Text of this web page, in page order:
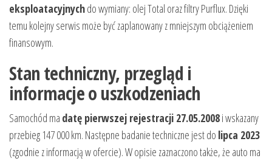
eksploatacyjnychdo wymiany: olej Total oraz filtry Purflux. Dzięki
temu kolejny serwis może być zaplanowany z mniejszym obciążeniem
finansowym.
Stan techniczny, przegląd i
informacje o uszkodzeniach
Samochód ma datę pierwszej rejestracji 27.05.2008i wskazany
przebieg 147 000 km. Następne badanie techniczne jest do lipca 2023
(zgodnie z informacją w ofercie). W opisie zaznaczono także, że auto ma